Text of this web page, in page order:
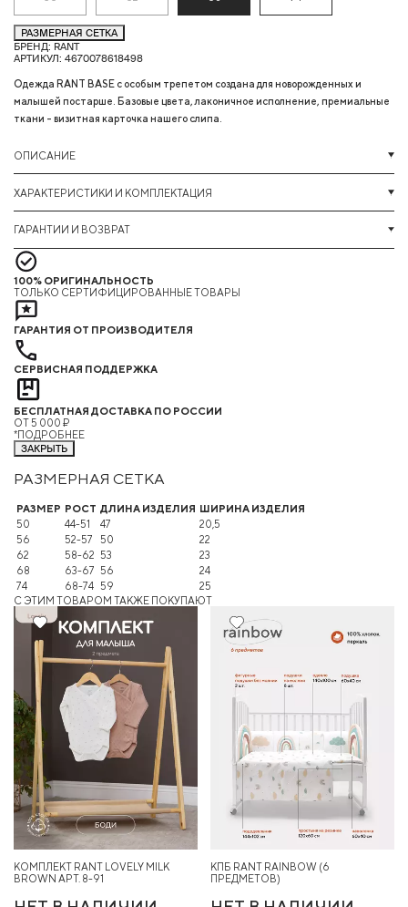
РАЗМЕРНАЯ СЕТКА
БРЕНД: RANT
АРТИКУЛ: 4670078618498
Одежда RANT BASE с особым трепетом создана для новорожденных и
малышей постарше. Базовые цвета, лаконичное исполнение, премиальные
ткани - визитная карточка нашего слипа.
ОПИСАНИЕ
ХАРАКТЕРИСТИКИ И КОМПЛЕКТАЦИЯ
ГАРАНТИИ И ВОЗВРАТ
100% ОРИГИНАЛЬНОСТЬ
ТОЛЬКО СЕРТИФИЦИРОВАННЫЕ ТОВАРЫ
ГАРАНТИЯ ОТ ПРОИЗВОДИТЕЛЯ
СЕРВИСНАЯ ПОДДЕРЖКА
БЕСПЛАТНАЯ ДОСТАВКА ПО РОССИИ
ОТ 5 000 ₽
*ПОДРОБНЕЕ
ЗАКРЫТЬ
РАЗМЕРНАЯ СЕТКА
РАЗМЕР РОСТ ДЛИНА ИЗДЕЛИЯ ШИРИНА ИЗДЕЛИЯ
50
44-51 47
20,5
56
52-57 50
22
62
58-62 53
23
68
63-67 56
24
74
68-74 59
25
C ЭТИМ ТОВАРОМ ТАКЖЕ ПОКУПАЮТ
КОМПЛЕКТ RANT LOVELY MILK
BROWN АРТ. 8-91
КПБ RANT RAINBOW (6
ПРЕДМЕТОВ)